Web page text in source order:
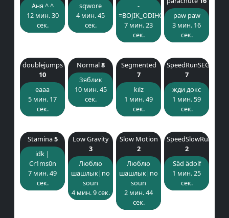
Аня ^ ^
12 мин. 30
сек.
sqwore
4 мин. 45
сек.
-
=BOJIK_ODIHO4КА=-
7 мин. 23
сек.
paw paw
3 мин. 16
сек.
doublejumps
10
eaaa
5 мин. 17
сек.
Normal8
Зяблик
10 мин. 45
сек.
Segmented
7
kilz
1 мин. 49
сек.
SpeedRunSEG
7
жди докс
1 мин. 59
сек.
Stamina5
idk |
Cr1ms0n
7 мин. 49
сек.
Low Gravity
3
Люблю
шашлык|no
soun
4 мин. 9 сек.
Slow Motion
2
Люблю
шашлык|no
soun
2 мин. 44
сек.
SpeedSlowRun
2
Säd ädolf
1 мин. 25
сек.